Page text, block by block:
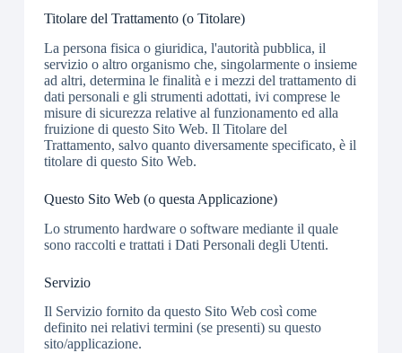
Titolare del Trattamento (o Titolare)
La persona fisica o giuridica, l'autorità pubblica, il
servizio o altro organismo che, singolarmente o insieme
ad altri, determina le finalità e i mezzi del trattamento di
dati personali e gli strumenti adottati, ivi comprese le
misure di sicurezza relative al funzionamento ed alla
fruizione di questo Sito Web. Il Titolare del
Trattamento, salvo quanto diversamente specificato, è il
titolare di questo Sito Web.
Questo Sito Web (o questa Applicazione)
Lo strumento hardware o software mediante il quale
sono raccolti e trattati i Dati Personali degli Utenti.
Servizio
Il Servizio fornito da questo Sito Web così come
definito nei relativi termini (se presenti) su questo
sito/applicazione.